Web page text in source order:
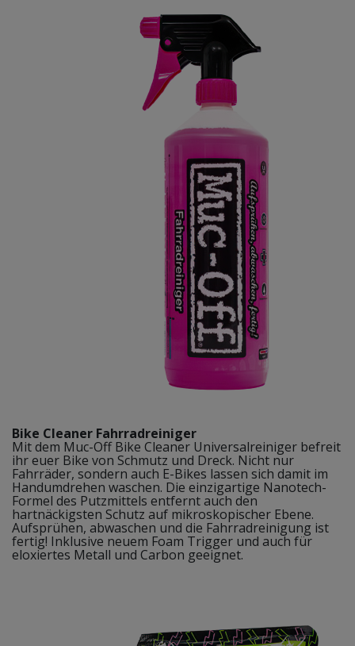
Bike Cleaner Fahrradreiniger
Mit dem Muc-Off Bike Cleaner Universalreiniger befreit
ihr euer Bike von Schmutz und Dreck. Nicht nur
Fahrräder, sondern auch E-Bikes lassen sich damit im
Handumdrehen waschen. Die einzigartige Nanotech-
Formel des Putzmittels entfernt auch den
hartnäckigsten Schutz auf mikroskopischer Ebene.
Aufsprühen, abwaschen und die Fahrradreinigung ist
fertig! Inklusive neuem Foam Trigger und auch für
eloxiertes Metall und Carbon geeignet.